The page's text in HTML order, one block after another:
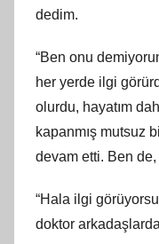
dedim.
“Ben onu
her yerde ilgi
olurdu, hayatım
kapanmış mutsuz
devam etti. Ben de,
“Hala ilgi
doktor